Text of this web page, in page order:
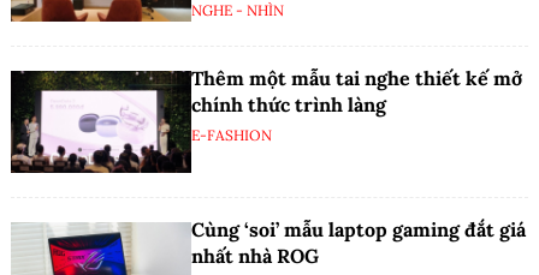
NGHE - NHÌN
Thêm một mẫu tai nghe thiết kế mở
chính thức trình làng
E-FASHION
Cùng ‘soi’ mẫu laptop gaming đắt giá
nhất nhà ROG